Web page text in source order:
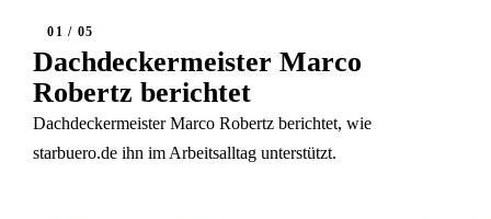
01 / 05
Dachdeckermeister Marco
Robertz berichtet
Dachdeckermeister Marco Robertz berichtet, wie
starbuero.de ihn im Arbeitsalltag unterstützt.